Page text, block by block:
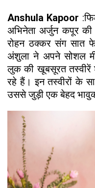
Anshula Kapoor
अभिनेता अर्जुन कपूर
रोहन ठक्कर संग सात
अंशुला ने अपने सोशल
लुक की खूबसूरत
रहे हैं। इन तस्वीरों के
उससे जुड़ी एक बेहद